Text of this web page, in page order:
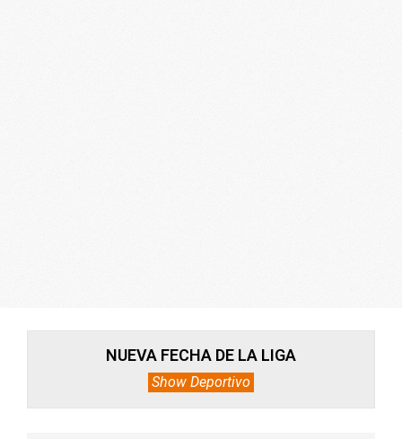
NUEVA FECHA DE LA LIGA
Show Deportivo